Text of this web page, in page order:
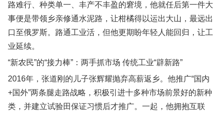
路难行、种类单一、丰产不丰盈的窘境，他就任后第一件大
事便是带领乡亲修通水泥路，让柑橘得以运出大山，最远出
口至俄罗斯。路通工业活，但他更期盼年轻人能回归，让工
业延续。
“新农民”的“接力棒”：两手抓市场 传统工业“辟新路”
2016年，张道刚的儿子张辉耀抛弃高薪返乡。他推广“国内
+国外”两条腿走路战略，积极引进十多种市场前景好的新种
类，并建立试验田保证习惯后才推广。一起，他拥抱互联